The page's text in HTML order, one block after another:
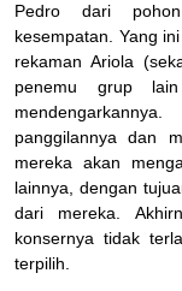
Pedro dari
kesempatan. Yang
rekaman Ariola
penemu grup
panggilannya dan
mereka akan
lainnya, dengan
dari mereka.
konsernya tidak
terpilih.